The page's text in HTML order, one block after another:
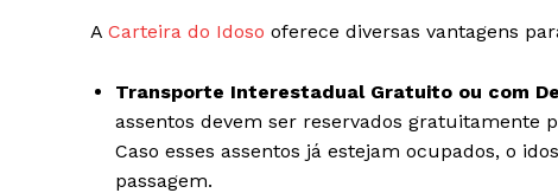
A Carteira do Idoso oferece diversas vantagens
Transporte Interestadual Gratuito ou com
assentos devem ser reservados gratuitamente
Caso esses assentos já estejam ocupados, o
passagem.